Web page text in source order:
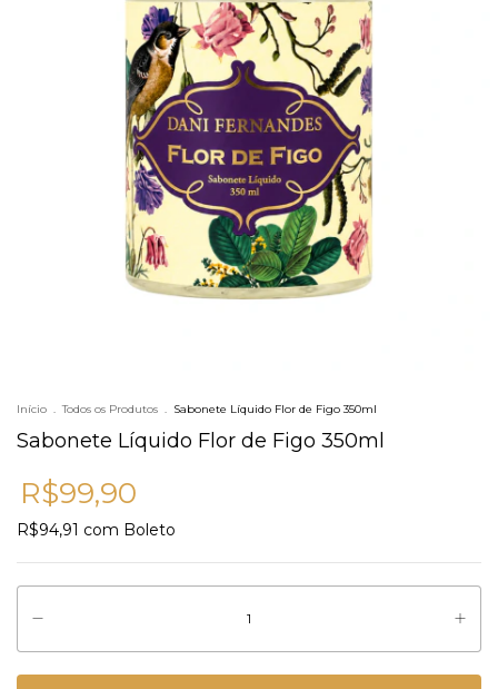
Início . Todos os Produtos . Sabonete Líquido Flor de Figo 350ml
Sabonete Líquido Flor de Figo 350ml
R$99,90
R$94,91 com Boleto